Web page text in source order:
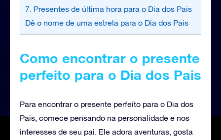
7. Presentes de última hora para o Dia dos Pais
Dê o nome de uma estrela para o Dia dos Pais
Como encontrar o presente
perfeito para o Dia dos Pais
Para encontrar o presente perfeito para o Dia dos
Pais, comece pensando na personalidade e nos
interesses de seu pai. Ele adora aventuras, gosta